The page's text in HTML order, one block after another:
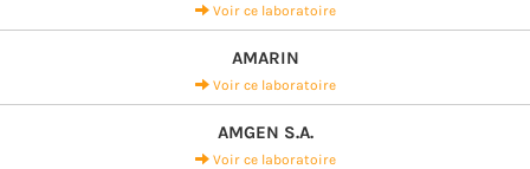
Voir ce laboratoire
AMARIN
Voir ce laboratoire
AMGEN S.A.
Voir ce laboratoire